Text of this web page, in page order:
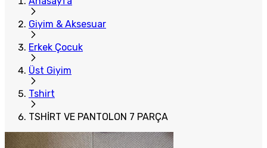
Giyim & Aksesuar
Erkek Çocuk
Üst Giyim
Tshirt
TSHİRT VE PANTOLON 7 PARÇA